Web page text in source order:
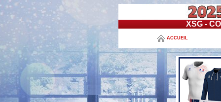
XSG -
ACCUEIL